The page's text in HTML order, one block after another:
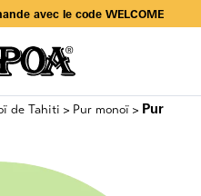
avec le code WELCOME
sélectionnant Mondial Relay
de Tahiti > Pur monoï > Pur